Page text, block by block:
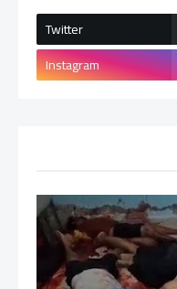
Twitter
Instagram